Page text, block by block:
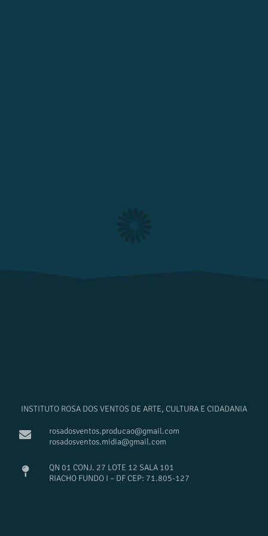
INSTITUTO ROSA DOS VENTOS DE ARTE, CULTURA E CIDADANIA
rosadosventos.producao@gmail.com
rosadosventos.midia@gmail.com
QN 01 CONJ. 27 LOTE 12 SALA 101
RIACHO FUNDO I – DF CEP: 71.805-127